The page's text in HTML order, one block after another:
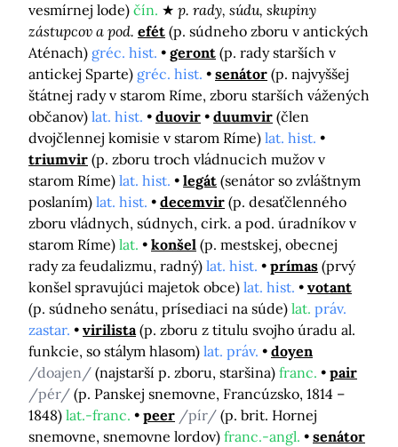
vesmírnej lode) čín.
p. rady, súdu, skupiny
zástupcov a pod. efét (p. súdneho zboru v antických
Aténach) gréc. hist. geront (p. rady starších v
antickej Sparte) gréc. hist. senátor (p. najvyššej
štátnej rady v starom Ríme, zboru starších vážených
občanov) lat. hist. duovir duumvir (člen
dvojčlennej komisie v starom Ríme) lat. hist.
triumvir (p. zboru troch vládnucich mužov v
starom Ríme) lat. hist. legát (senátor so zvláštnym
poslaním) lat. hist. decemvir (p. desaťčlenného
zboru vládnych, súdnych, cirk. a pod. úradníkov v
starom Ríme) lat. konšel (p. mestskej, obecnej
rady za feudalizmu, radný) lat. hist. prímas (prvý
konšel spravujúci majetok obce) lat. hist.
votant
(p. súdneho senátu, prísediaci na súde) lat. práv.
zastar.
virilista (p. zboru z titulu svojho úradu al.
funkcie, so stálym hlasom) lat. práv.
doyen
/doajen/ (najstarší p. zboru, staršina) franc.
pair
/pér/ (p. Panskej snemovne, Francúzsko, 1814 –
1848) lat.-franc. peer /pír/ (p. brit. Hornej
snemovne, snemovne lordov) franc.-angl.
senátor